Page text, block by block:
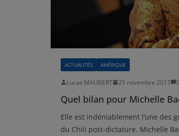
ACTUALITÉS AMÉRIQUE
Lucas MAUBERT 25 novembre 2017
Quel bilan pour Michelle
Elle est indéniablement l’une des
du Chili post-dictature. Michelle